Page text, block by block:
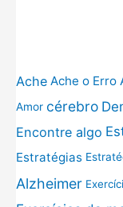
Ache Ache o Erro
Amor cérebro
Encontre algo
Estratégias
Alzheimer